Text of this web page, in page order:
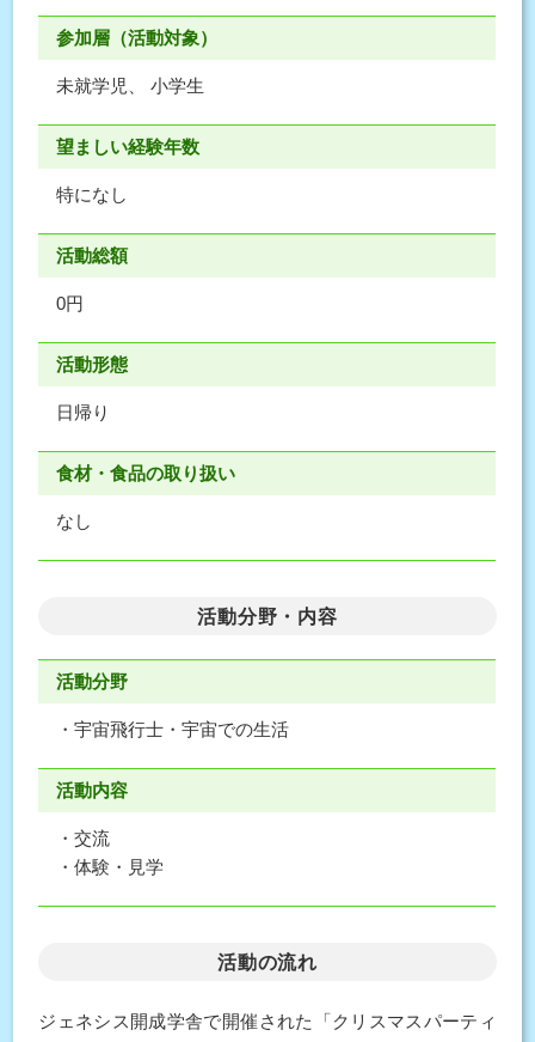
参加層（活動対象）
未就学児、 小学生
望ましい経験年数
特になし
活動総額
0円
活動形態
日帰り
食材・食品の取り扱い
なし
活動分野・内容
活動分野
・宇宙飛行士・宇宙での生活
活動内容
・交流
・体験・見学
活動の流れ
ジェネシス開成学舎で開催された「クリスマスパーティ